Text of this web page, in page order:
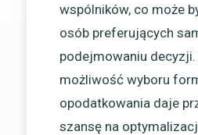
wspólników, co może
osób preferujących
podejmowaniu
możliwość wyboru
opodatkowania daje
szansę na